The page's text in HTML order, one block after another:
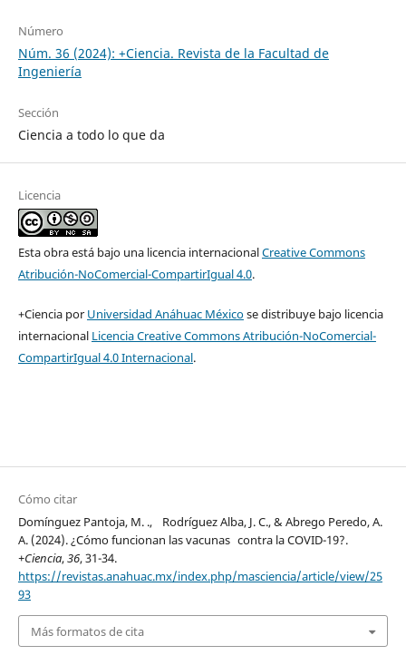
Número
Núm. 36 (2024): +Ciencia. Revista de la Facultad de
Ingeniería
Sección
Ciencia a todo lo que da
Licencia
Esta obra está bajo una licencia internacionalCreative Commons
Atribución-NoComercial-CompartirIgual 4.0.
+Ciencia por Universidad Anáhuac Méxicose distribuye bajo licencia
internacional Licencia Creative Commons Atribución-NoComercial-
CompartirIgual 4.0 Internacional.
Cómo citar
Domínguez Pantoja, M. ., Rodríguez Alba, J. C., & Abrego Peredo, A.
A. (2024). ¿Cómo funcionan las vacunas contra la COVID-19?.
+Ciencia,36, 31-34.
https://revistas.anahuac.mx/index.php/masciencia/article/view/25
93
Más formatos de cita